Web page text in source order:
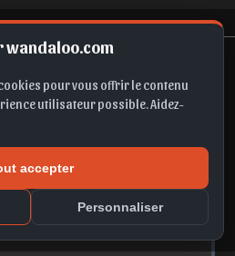
wandaloo.com
pour vous offrir le contenu
utilisateur possible. Aidez-
accepter
Personnaliser